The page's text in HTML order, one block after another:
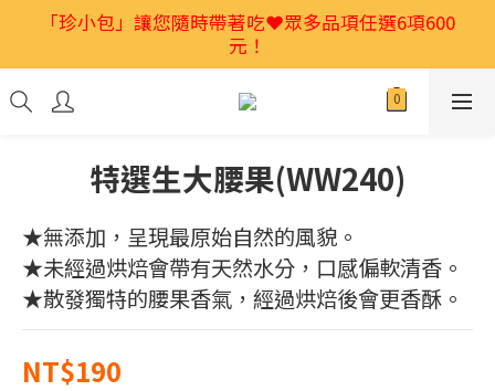
2026馬年禮盒首選🎁獨家低溫烘焙堅果💕特別又好吃
👍
「珍小包」讓您隨時帶著吃❤️眾多品項任選6項600
元！
2026馬年禮盒首選🎁獨家低溫烘焙堅果💕特別又好吃
👍
特選生大腰果(WW240)
★無添加，呈現最原始自然的風貌。
★未經過烘焙會帶有天然水分，口感偏軟清香。
★散發獨特的腰果香氣，經過烘焙後會更香酥。
NT$190